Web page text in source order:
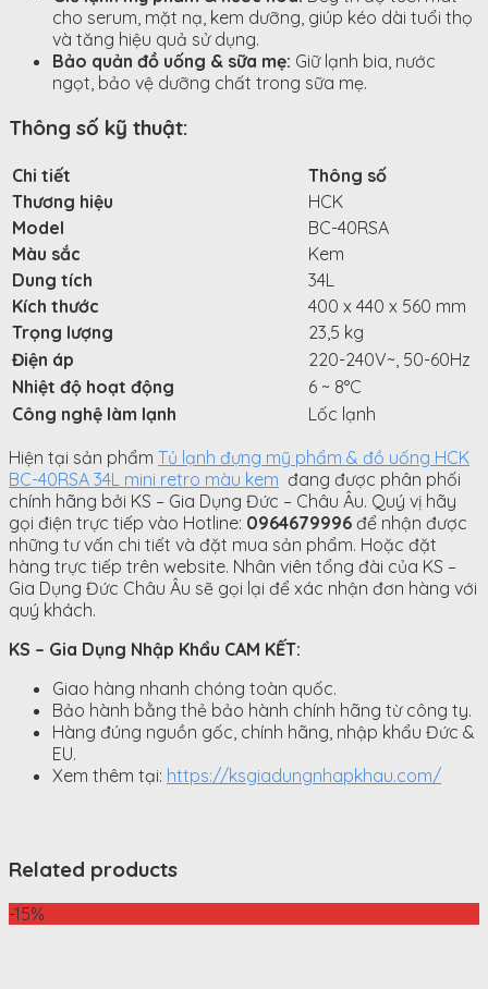
cho serum, mặt nạ, kem dưỡng, giúp kéo dài tuổi thọ
và tăng hiệu quả sử dụng.
Bảo quản đồ uống & sữa mẹ: Giữ lạnh bia, nước
ngọt, bảo vệ dưỡng chất trong sữa mẹ.
Thông số kỹ thuật:
Chi tiết
Thông số
Thương hiệu
HCK
Model
BC-40RSA
Màu sắc
Kem
Dung tích
34L
Kích thước
400 x 440 x 560 mm
Trọng lượng
23,5 kg
Điện áp
220-240V~, 50-60Hz
Nhiệt độ hoạt động
6 ~ 8°C
Công nghệ làm lạnh
Lốc lạnh
Hiện tại sản phẩm Tủ lạnh đựng mỹ phẩm & đồ uống HCK
BC-40RSA 34L mini retro màu kem đang được phân phối
chính hãng bởi KS – Gia Dụng Đức – Châu Âu. Quý vị hãy
gọi điện trực tiếp vào Hotline: 0964679996 để nhận được
những tư vấn chi tiết và đặt mua sản phẩm. Hoặc đặt
hàng trực tiếp trên website. Nhân viên tổng đài của KS –
Gia Dụng Đức Châu Âu sẽ gọi lại để xác nhận đơn hàng với
quý khách.
KS – Gia Dụng Nhập Khẩu CAM KẾT:
Giao hàng nhanh chóng toàn quốc.
Bảo hành bằng thẻ bảo hành chính hãng từ công ty.
Hàng đúng nguồn gốc, chính hãng, nhập khẩu Đức &
EU.
Xem thêm tại: https://ksgiadungnhapkhau.com/
Related products
-15%